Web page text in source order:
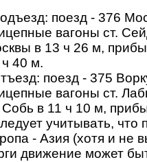
поезд - 376
вагоны ст.
в 13 ч 26 м,
40 м.
поезд - 375
вагоны ст.
Собь в 11 ч 10 м,
учитывать, что
- Азия (хотя и не
движение может